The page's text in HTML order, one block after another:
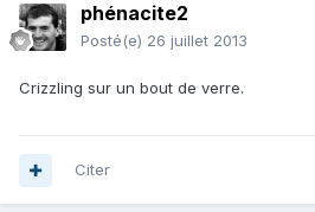
phénacite2
Posté(e) 26 juillet 2013
Crizzling sur un bout de verre.
Citer